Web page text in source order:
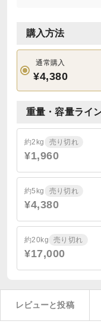
購入方法
通常購入
¥4,380
重量・容量ライ
約2kg 売り切れ
¥1,960
約5kg 売り切れ
¥4,380
約20kg 売り切れ
¥17,000
レビューと投稿